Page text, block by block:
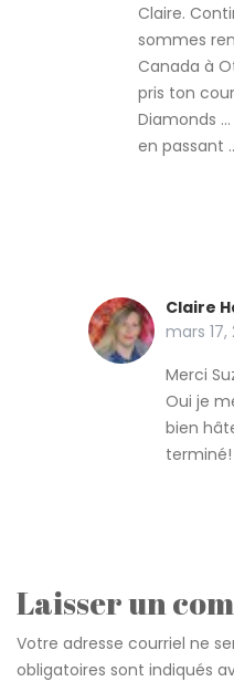
Claire.
sommes
Canada à
pris ton
Diamonds
en passant
Claire
mars
Merci
Oui je
bien
terminé!
Laisser un
Votre adresse courriel ne
obligatoires sont indiqués